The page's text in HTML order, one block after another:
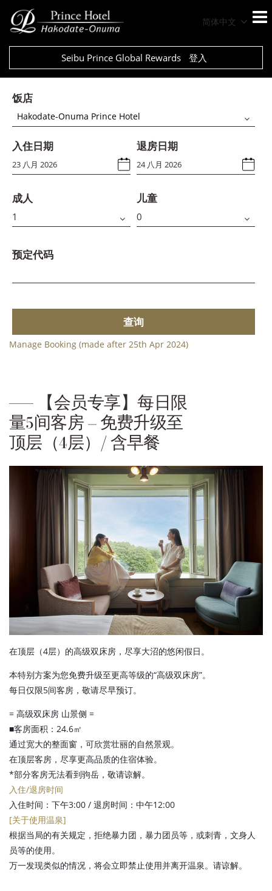
简体中文
Seibu Prince Global Rewards 登入
饭店
Hakodate-Onuma Prince Hotel
入住日期 退房日期
成人 儿童
预定代码
查询
Manage Booking (made after 25th Apr 2024)
【会员专享】每日限
量5间客房 – 免费升级至
顶层（4层）/ 含早餐
在顶层（4层）的高级双床房，尽享大沼的悠闲假日。
本特别方案为您免费升级至更高等级的“高级双床房”。
每日仅限5间客房，敬请尽早预订。
= 高级双床房 山景侧 =
■客房面积：24.6㎡
通过宽大的整面窗，可欣赏壮丽的自然景观。
在顶层客房，尽享更高品质的住宿体验。
*部分客房无法看到驹岳，敬请谅解。
入住/退房时间
入住时间：下午3:00 / 退房时间：中午12:00
[关于使用温泉]
根据当局的有关规定，拒绝暴力团，暴力团员等，或刺青，文身人
员等的使用。
万一发现类似的情况，将会立即禁止使用并离开温泉。请谅解。